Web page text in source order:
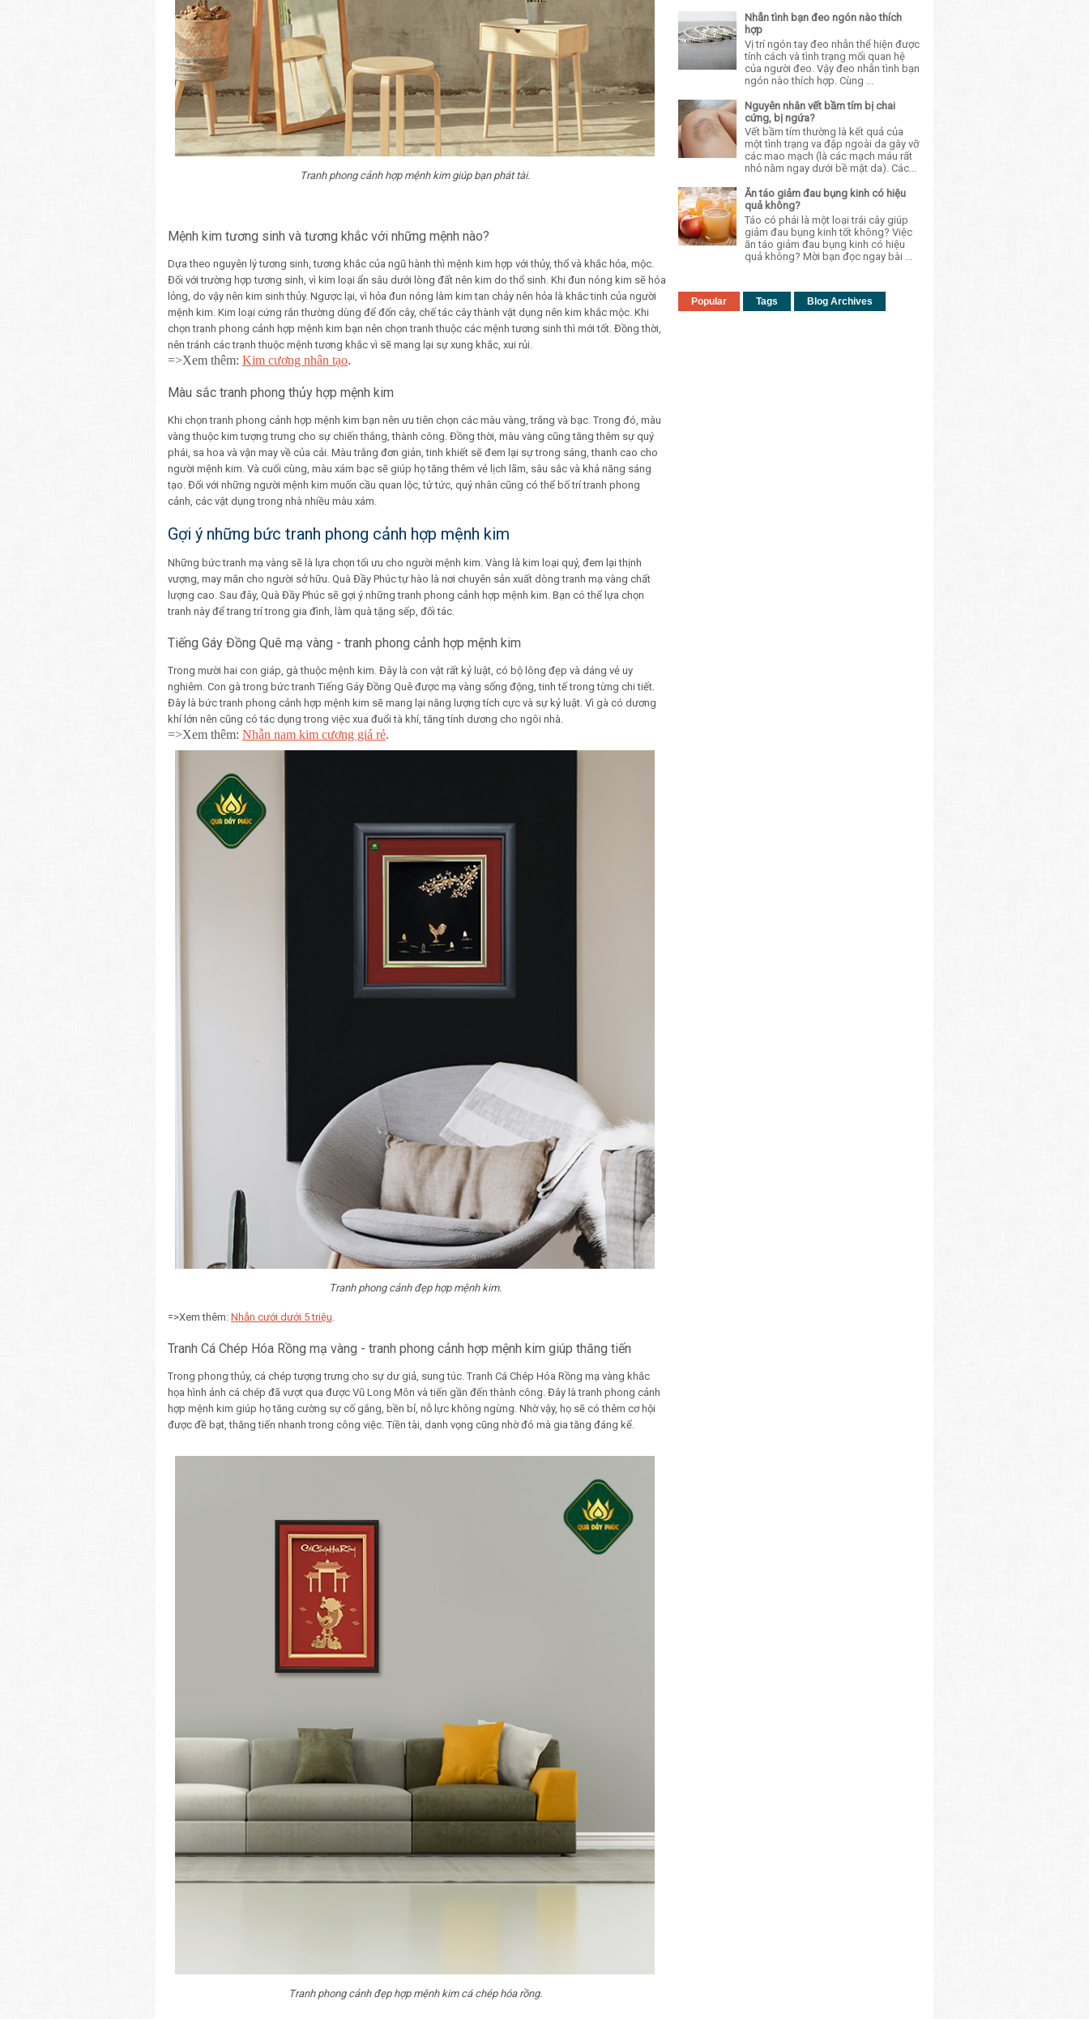
Tranh phong cảnh hợp mệnh kim giúp bạn phát tài.
Mệnh kim tương sinh và tương khắc với những mệnh nào?
Dựa theo nguyên lý tương sinh, tương khắc của ngũ hành thì mệnh kim hợp với thủy, thổ và khắc hỏa, mộc.
Đối với trường hợp tương sinh, vì kim loại ẩn sâu dưới lòng đất nên kim do thổ sinh. Khi đun nóng kim sẽ hóa
lỏng, do vậy nên kim sinh thủy. Ngược lại, vì hỏa đun nóng làm kim tan chảy nên hỏa là khắc tinh của người
mệnh kim. Kim loại cứng rắn thường dùng để đốn cây, chế tác cây thành vật dụng nên kim khắc mộc. Khi
chọn tranh phong cảnh hợp mệnh kim bạn nên chọn tranh thuộc các mệnh tương sinh thì mới tốt. Đồng thời,
nên tránh các tranh thuộc mệnh tương khắc vì sẽ mang lại sự xung khắc, xui rủi.
=>Xem thêm: Kim cương nhân tạo.
Màu sắc tranh phong thủy hợp mệnh kim
Khi chọn tranh phong cảnh hợp mệnh kim bạn nên ưu tiên chọn các màu vàng, trắng và bạc. Trong đó, màu
vàng thuộc kim tượng trưng cho sự chiến thắng, thành công. Đồng thời, màu vàng cũng tăng thêm sự quý
phái, sa hoa và vận may về của cải. Màu trắng đơn giản, tinh khiết sẽ đem lại sự trong sáng, thanh cao cho
người mệnh kim. Và cuối cùng, màu xám bạc sẽ giúp họ tăng thêm vẻ lịch lãm, sâu sắc và khả năng sáng
tạo. Đối với những người mệnh kim muốn cầu quan lộc, tử tức, quý nhân cũng có thể bố trí tranh phong
cảnh, các vật dụng trong nhà nhiều màu xám.
Gợi ý những bức tranh phong cảnh hợp mệnh kim
Những bức tranh mạ vàng sẽ là lựa chọn tối ưu cho người mệnh kim. Vàng là kim loại quý, đem lại thịnh
vượng, may mắn cho người sở hữu. Quà Đầy Phúc tự hào là nơi chuyên sản xuất dòng tranh mạ vàng chất
lượng cao. Sau đây, Quà Đầy Phúc sẽ gợi ý những tranh phong cảnh hợp mệnh kim. Bạn có thể lựa chọn
tranh này để trang trí trong gia đình, làm quà tặng sếp, đối tác.
Tiếng Gáy Đồng Quê mạ vàng - tranh phong cảnh hợp mệnh kim
Trong mười hai con giáp, gà thuộc mệnh kim. Đây là con vật rất kỷ luật, có bộ lông đẹp và dáng vẻ uy
nghiêm. Con gà trong bức tranh Tiếng Gáy Đồng Quê được mạ vàng sống động, tinh tế trong từng chi tiết.
Đây là bức tranh phong cảnh hợp mệnh kim sẽ mang lại năng lượng tích cực và sự kỷ luật. Vì gà có dương
khí lớn nên cũng có tác dụng trong việc xua đuổi tà khí, tăng tính dương cho ngôi nhà.
=>Xem thêm: Nhẫn nam kim cương giá rẻ.
Tranh phong cảnh đẹp hợp mệnh kim.
=>Xem thêm: Nhẫn cưới dưới 5 triệu
Tranh Cá Chép Hóa Rồng mạ vàng - tranh phong cảnh hợp mệnh kim giúp thăng tiến
Trong phong thủy, cá chép tượng trưng cho sự dư giả, sung túc. Tranh Cá Chép Hóa Rồng mạ vàng khắc
họa hình ảnh cá chép đã vượt qua được Vũ Long Môn và tiến gần đến thành công. Đây là tranh phong cảnh
hợp mệnh kim giúp họ tăng cường sự cố gắng, bền bỉ, nỗ lực không ngừng. Nhờ vậy, họ sẽ có thêm cơ hội
được đề bạt, thăng tiến nhanh trong công việc. Tiền tài, danh vọng cũng nhờ đó mà gia tăng đáng kể.
Tranh phong cảnh đẹp hợp mệnh kim cá chép hóa rồng.
Nhẫn tình bạn đeo ngón nào thích
hợp
Vị trí ngón tay đeo nhẫn thể hiện được
tính cách và tình trạng mối quan hệ
của người đeo. Vậy đeo nhẫn tình bạn
ngón nào thích hợp. Cùng ...
Nguyên nhân vết bầm tím bị chai
cứng, bị ngứa?
Vết bầm tím thường là kết quả của
một tình trạng va đập ngoài da gây vỡ
các mao mạch (là các mạch máu rất
nhỏ nằm ngay dưới bề mặt da). Các...
Ăn táo giảm đau bụng kinh có hiệu
quả không?
Táo có phải là một loại trái cây giúp
giảm đau bụng kinh tốt không? Việc
ăn táo giảm đau bụng kinh có hiệu
quả không? Mời bạn đọc ngay bài ...
Popular Tags Blog Archives